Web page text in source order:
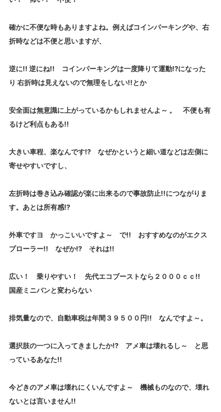
確かに不便な時もありますよね。例えばコインパーキングや、右
折時などは不便と思いますが、
逆に!! 逆にね!! コインパーキングは一度降りて運動⁉になった
り 右折時は見えないので無理をしない!!とか
安全面は無意識に上がっているかもしれませんよ～ 。 不便も有
るけど利点もある!!
大きい車程、楽なんです⁉ なぜかというと細い道などは左側に
寄せやすいですし、
左折時は巻き込み確認が楽に出来るので事故防止!!につながりま
す。あとは所有感⁉
外車ですヨ かっこいいですよ～ で!! おすすめなのがエクス
プローラー!! なぜか⁉ それは!!
広い！ 乗りやすい！ 先代エコブーストなら２０００ｃｃ!!
国産ミニバンと変わらない
排気量なので、自動車税は年間３９５００円!! なんですよ～。
選択肢の一つに入ってきましたか⁉ アメ車は壊れるし～ と思
っているあなた!!
今どきのアメ車は壊れにくいんですよ～ 機械ものなので、壊れ
ないとは言いません!!